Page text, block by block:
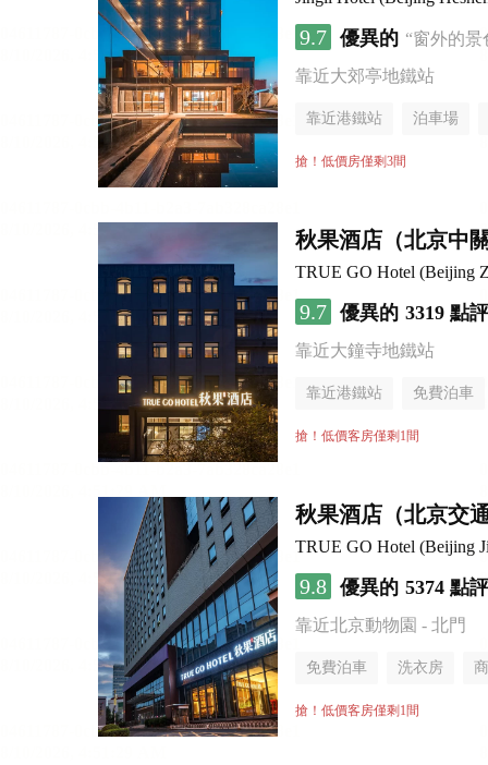
9.7 優異的 “窗外的景
靠近大郊亭地鐵站
靠近港鐵站 泊車場
無煙樓層
搶！低價房僅剩3間
秋果酒店（北京中
TRUE GO Hotel (Beijing
9.7 優異的 3319 點評
靠近大鐘寺地鐵站
靠近港鐵站 免費泊車
無煙樓層
搶！低價客房僅剩1間
秋果酒店（北京交
TRUE GO Hotel (Beijing
9.8 優異的 5374 點評
靠近北京動物園 - 北門
免費泊車 洗衣房
搶！低價客房僅剩1間